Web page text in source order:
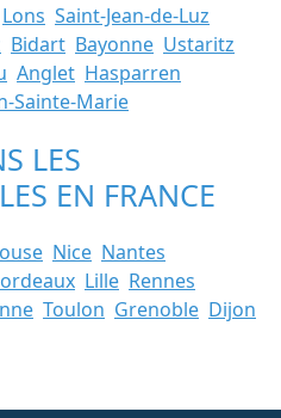
Lons Saint-Jean-de-Luz
Bidart Bayonne Ustaritz
Anglet Hasparren
Sainte-Marie
LES
EN FRANCE
Nice Nantes
Lille Rennes
Toulon Grenoble Dijon